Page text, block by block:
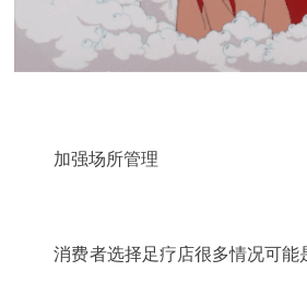
加强场所管理
消费者选择足疗店很多情况可能